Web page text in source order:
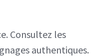
Consultez les
authentiques.